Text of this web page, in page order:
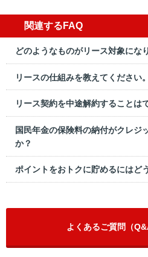
関連するFAQ
どのようなものがリース対象にな
リースの仕組みを教えてください。
リース契約を中途解約することは
国民年金の保険料の納付がクレジ
か？
ポイントをおトクに貯めるにはど
よくあるご質問（